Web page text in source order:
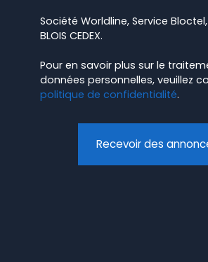
Société Worldline, Service Bloctel,
BLOIS CEDEX.
Pour en savoir plus sur le
données personnelles, veuillez
politique de confidentialité.
Recevoir des